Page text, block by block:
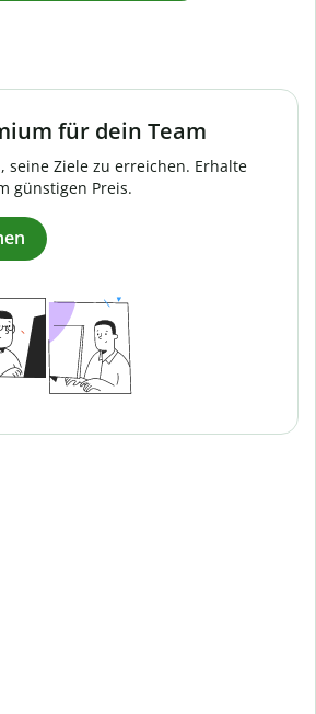
für dein Team
seine Ziele zu erreichen. Erhalte
günstigen Preis.